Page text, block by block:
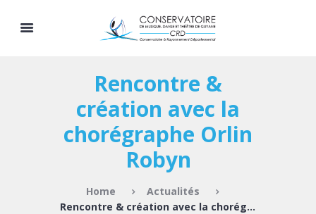
Rencontre &
création avec la
chorégraphe Orlin
Robyn
Home
Actualités
Rencontre & création avec la chorégraphe...